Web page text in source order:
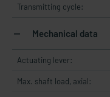
Transmitting cycle:
Mechanical data
Actuating lever:
Max. shaft load, axial: